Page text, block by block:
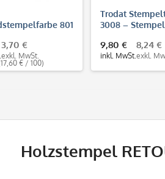
801
3,70 €
exkl. MwSt.
€ / 100)
Trodat
3008 –
Handstempel
9,80 €
inkl. MwSt.
8,24 €
exkl.
Holzstempel